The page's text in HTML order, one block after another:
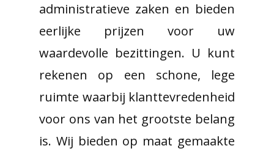
administratieve zaken en bieden
eerlijke prijzen voor uw
waardevolle bezittingen. U kunt
rekenen op een schone, lege
ruimte waarbij klanttevredenheid
voor ons van het grootste belang
is. Wij bieden op maat gemaakte